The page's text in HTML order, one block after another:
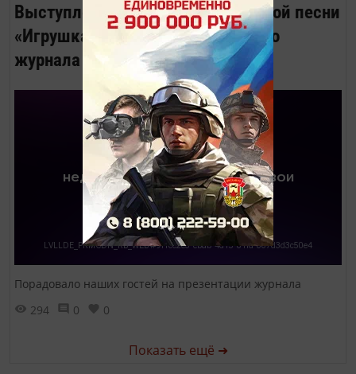
Выступление ансамбля бардовской песни
«Игрушка» на презентации нашего
журнала
Порадовало наших гостей на презентации журнала
294
0 0
Показать ещё ➜